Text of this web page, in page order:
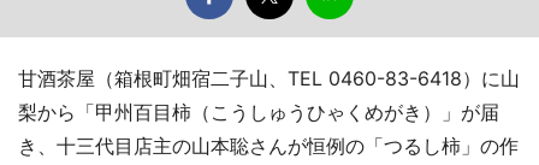
甘酒茶屋（箱根町畑宿二子山、TEL 0460-83-6418）に山
梨から「甲州百目柿（こうしゅうひゃくめがき）」が届
き、十三代目店主の山本聡さんが恒例の「つるし柿」の作